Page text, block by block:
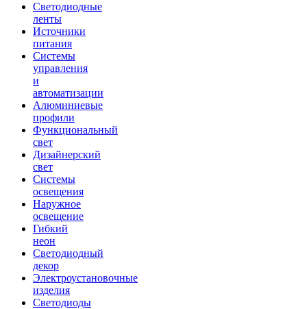
Светодиодные
ленты
Источники
питания
Системы
управления
и
автоматизации
Алюминиевые
профили
Функциональный
свет
Дизайнерский
свет
Системы
освещения
Наружное
освещение
Гибкий
неон
Светодиодный
декор
Электроустановочные
изделия
Светодиоды